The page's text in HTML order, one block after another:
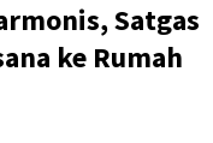
Satgas
ke Rumah